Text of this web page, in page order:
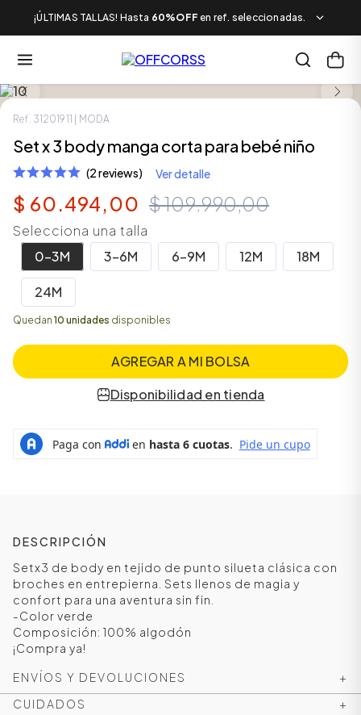
¡ÚLTIMAS TALLAS! Hasta 60%OFF en ref. seleccionadas.
Ref. 31201911 | MODA
Set x 3 body manga corta para bebé niño
(2 reviews) Ver detalle
$ 60.494,00 $109.990,00
Selecciona una talla
0-3M
3-6M 6-9M 12M 18M
24M
Quedan 10 unidades disponibles
AGREGAR A MI BOLSA
Disponibilidad en tienda
DESCRIPCIÓN
Setx3 de body en tejido de punto silueta clásica con
broches en entrepierna. Sets llenos de magia y
confort para una aventura sin fin.
-Color verde
Composición: 100% algodón
¡Compra ya!
ENVÍOS Y DEVOLUCIONES
+
CUIDADOS
+